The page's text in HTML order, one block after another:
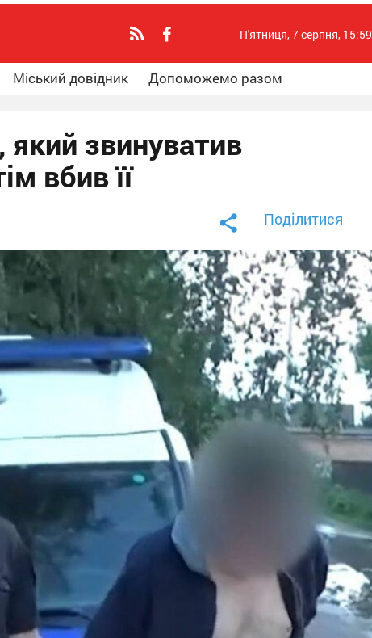
П'ятниця, 7 серпня, 15:59
Міський довідник Допоможемо разом
який звинуватив
вбив її
Поділитися